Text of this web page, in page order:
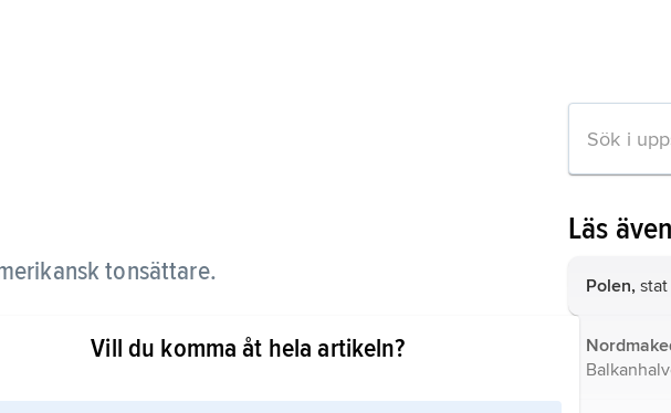
tonsättare.
inom den klassiska repertoaren och
Han ledde under 1930- och 40-talen en
musik. G:s kompositioner är huvudsakligen
Vill du komma åt hela artikeln?
Läs
Polen,